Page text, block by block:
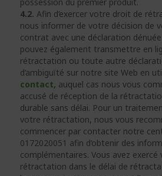
4.2. Afin d’exercer votre droit de
nous informer de votre décision de
contrat avec une déclaration dénuée
pouvez également transmettre en
rétractation ou toute autre
d’ambiguïté sur notre site Web en
contact, auquel cas nous vous
accusé de réception de la
durable sans délai. Pour un
votre rétractation, nous vous
commencer par contacter notre
0172020051 afin d’obtenir des
complémentaires. Vous avez
rétractation dans le délai de